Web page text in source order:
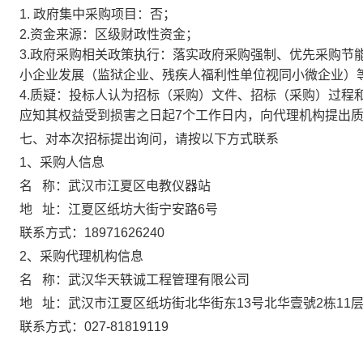
1. 政府集中采购项目：否；
2.资金来源：区级财政性资金；
3.政府采购相关政策执行：落实政府采购强制、优先采购
小企业发展（监狱企业、残疾人福利性单位视同小微企业）
4.质疑：投标人认为招标（采购）文件、招标（采购）过
应知其权益受到损害之日起7个工作日内，向代理机构提出
七、对本次招标提出询问，请按以下方式联系
1、采购人信息
名 称： 武汉市江夏区电教仪器站
地 址： 江夏区纸坊大街宁安路6号
联系方式： 18971626240
2、采购代理机构信息
名 称： 武汉华天轶诚工程管理有限公司
地 址： 武汉市江夏区纸坊街北华街东13号北华壹號2栋11
联系方式： 027-81819119